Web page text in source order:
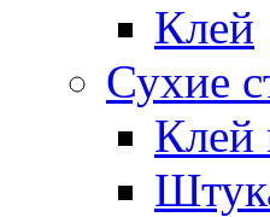
Клей
Сухие
Клей